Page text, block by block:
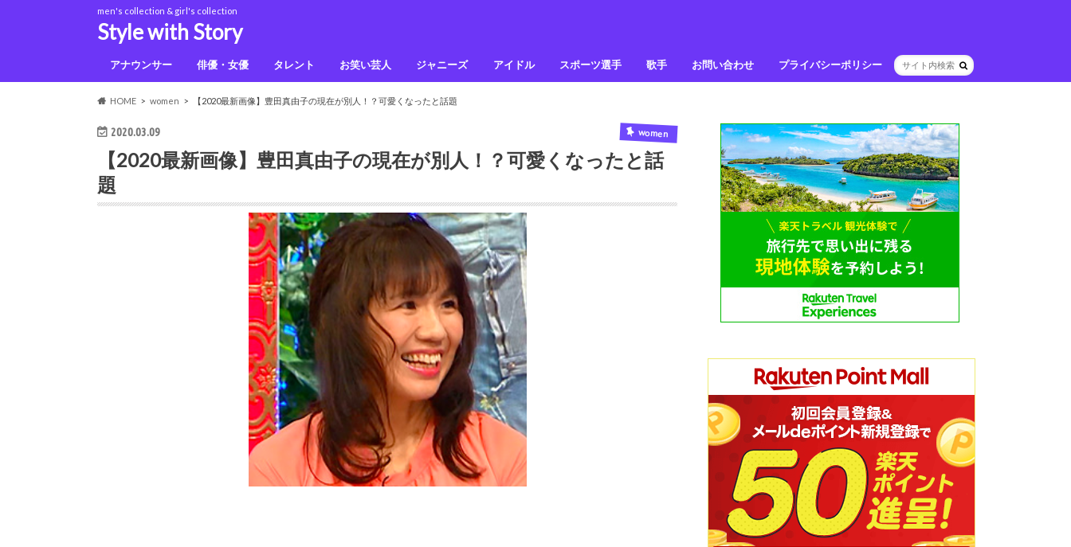
men's collection & girl's collection
Style with Story
アナウンサー 俳優・女優 タレント お笑い芸人 ジャニーズ アイドル スポーツ選手 歌手 お問い合わせ プライバシーポリシー
HOME women 【2020最新画像】豊田真由子の現在が別人！？可愛くなったと話題
2020.03.09 women
【2020最新画像】豊田真由子の現在が別人！？可愛くなったと話
題